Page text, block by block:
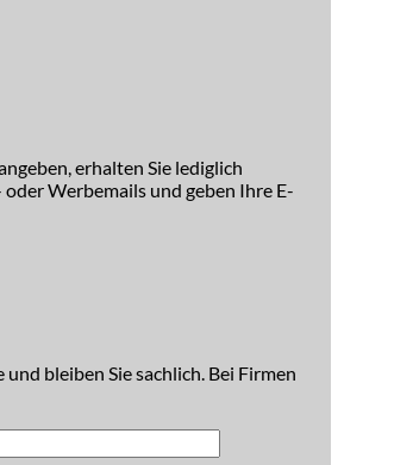
erhalten Sie lediglich
oder Werbemails und geben Ihre E-
bleiben Sie sachlich. Bei Firmen